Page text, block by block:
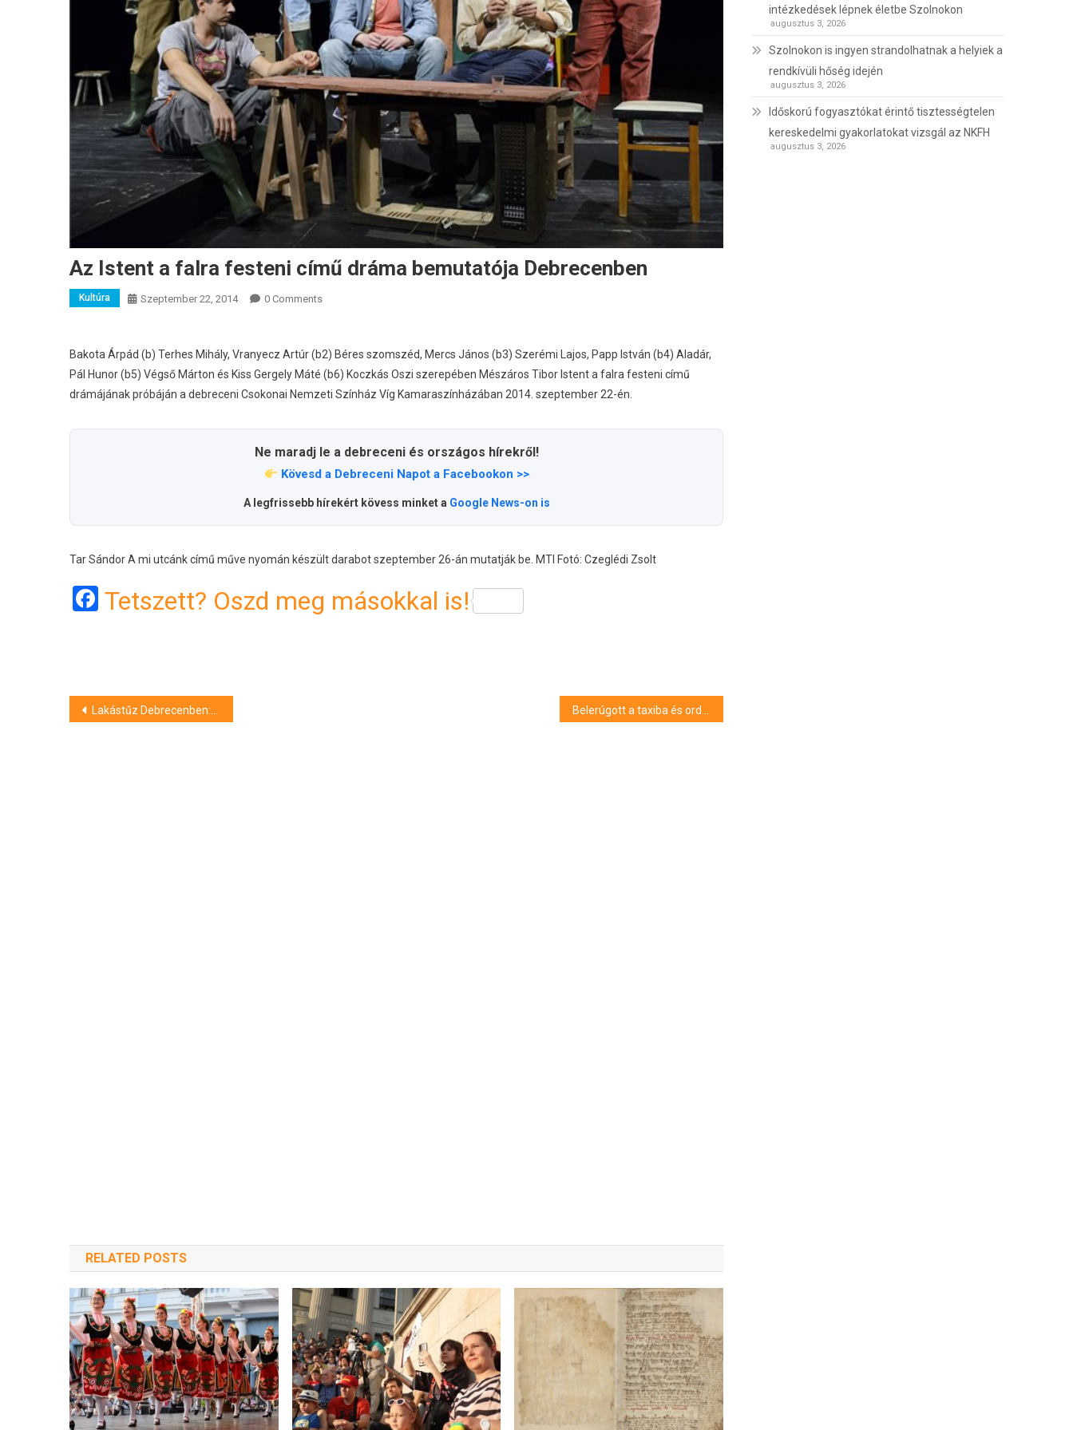
Az Istent a falra festeni című dráma bemutatója Debrecenben
Kultúra Szeptember 22, 2014 0 Comments
Bakota Árpád (b) Terhes Mihály, Vranyecz Artúr (b2) Béres szomszéd, Mercs János (b3) Szerémi Lajos, Papp István (b4) Aladár,
Pál Hunor (b5) Végső Márton és Kiss Gergely Máté (b6) Koczkás Oszi szerepében Mészáros Tibor Istent a falra festeni című
drámájának próbáján a debreceni Csokonai Nemzeti Színház Víg Kamaraszínházában 2014. szeptember 22-én.
Ne maradj le a debreceni és országos hírekről!
Kövesd a Debreceni Napot a Facebookon >>
A legfrissebb hírekért kövess minket a Google News-on is
Tar Sándor A mi utcánk című műve nyomán készült darabot szeptember 26-án mutatják be. MTI Fotó: Czeglédi Zsolt
Facebook
Tetszett? Oszd meg másokkal is!
Bejegyzés
Lakástűz Debrecenben: egy férfi súlyosan megégett
RELATED POSTS
intézkedések lépnek életbe Szolnokon
augusztus 3, 2026
Szolnokon is ingyen strandolhatnak a helyiek a
rendkívüli hőség idején
augusztus 3, 2026
Időskorú fogyasztókat érintő tisztességtelen
kereskedelmi gyakorlatokat vizsgál az NKFH
augusztus 3, 2026